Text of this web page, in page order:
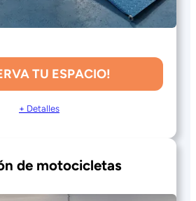
TU ESPACIO!
+ Detalles
de motocicletas